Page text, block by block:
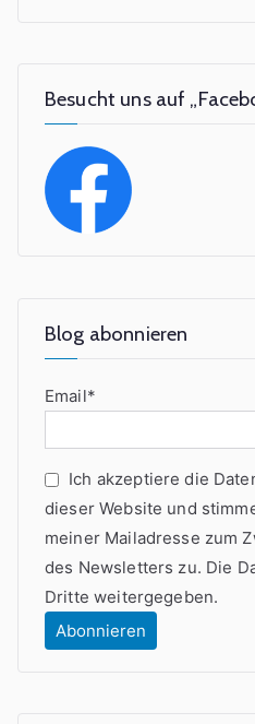
Besucht uns auf
Blog abonnieren
Email*
Ich akzeptiere die
dieser Website und
meiner Mailadresse zum
des Newsletters zu. Die
Dritte weitergegeben.